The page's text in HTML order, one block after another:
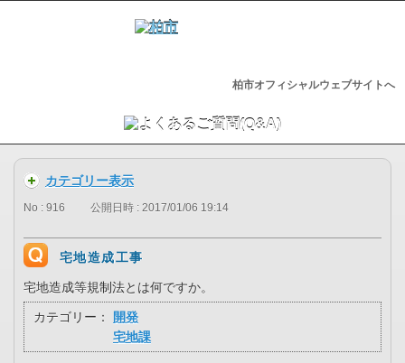
柏市オフィシャルウェブサイトへ
カテゴリー表示
No : 916 公開日時 : 2017/01/06 19:14
宅地造成工事
宅地造成等規制法とは何ですか。
カテゴリー：
開発
宅地課